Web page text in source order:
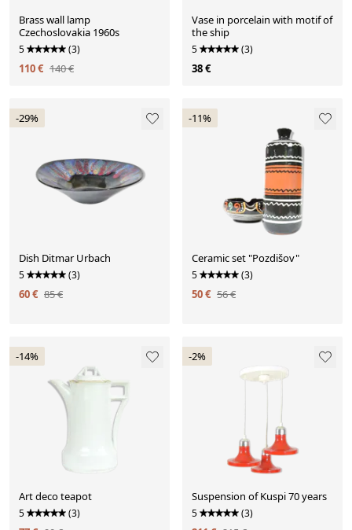
Brass wall lamp
Czechoslovakia 1960s
5 (3)
110 € 140 €
Vase in porcelain with motif of
the ship
5 (3)
38 €
-29%
Dish Ditmar Urbach
5 (3)
60 € 85 €
-11%
Ceramic set "Pozdišov"
5 (3)
50 € 56 €
-14%
Art deco teapot
5 (3)
-2%
Suspension of Kuspi 70 years
5 (3)